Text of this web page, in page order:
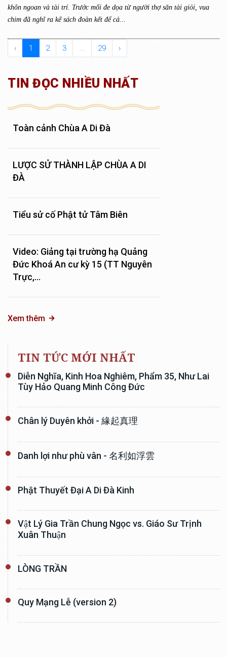
khôn ngoan và tài trí. Trước mối đe dọa từ người thợ săn tài giỏi, vua
chim đã nghĩ ra kế sách đoàn kết để cả...
‹ 1 2 3 ... 29 ›
TIN ĐỌC NHIỀU NHẤT
Toàn cảnh Chùa A Di Đà
LƯỢC SỬ THÀNH LẬP CHÙA A DI
ĐÀ
Tiểu sử cố Phật tử Tâm Biên
Video: Giảng tại trường hạ Quảng
Đức Khoá An cư kỳ 15 (TT Nguyên
Trực,...
Xem thêm
TIN TỨC MỚI NHẤT
Diễn Nghĩa, Kinh Hoa Nghiêm, Phẩm 35, Như Lai
Tùy Hảo Quang Minh Công Đức
Chân lý Duyên khởi - 緣起真理
Danh lợi như phù vân - 名利如浮雲
Phật Thuyết Đại A Di Đà Kinh
Vật Lý Gia Trần Chung Ngọc vs. Giáo Sư Trịnh
Xuân Thuận
LÒNG TRẦN
Quy Mạng Lễ (version 2)